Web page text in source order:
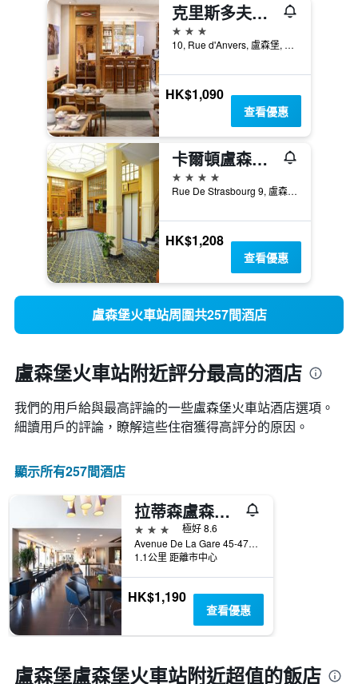
克里斯多夫可倫坡酒店 - 盧森堡市
3星級
10, Rue d'Anvers, 盧森堡, 盧森堡區, 盧森堡
HK$1,090
查看優惠
卡爾頓盧森堡酒店 - 盧森堡市
4星級
Rue De Strasbourg 9, 盧森堡, 盧森堡區, 盧森堡
HK$1,208
查看優惠
盧森堡火車站周圍共257間酒店
盧森堡火車站附近評分最高的酒店
我們的用戶給與最高評論的一些盧森堡火車站​酒店選項。
細讀用戶的評論，瞭解這些住宿獲得高評分的原因。
顯示所有257間酒店
拉蒂森盧森堡市公園旅館
3星級
極好 8.6
Avenue De La Gare 45-47, 盧森堡, 盧森堡區, 盧森堡
1.1公里 距離市中心
HK$1,190
查看優惠
盧森堡盧森堡火車站附近超值的飯店